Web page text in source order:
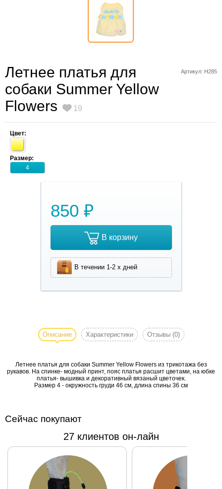
Артикул: H285
Летнее платья для
собаки Summer Yellow
Flowers
19
Цвет:
Размер:
4
850 ₽
В корзину
В течении 1-2 х дней
Flowers
из трикотажа
без рукавов.
принт, пояс
цветами, на
юбке платья-
вышивка и
декоративный
Описание Характеристики Отзывы (0)
Летнее платья для собаки Summer Yellow Flowers из трикотажа без
рукавов. На спинке- модный принт, пояс платья расшит цветами, на юбке
платья- вышивка и декоративный вязаный цветочек.
Размер 4 - окружность груди 46 см, длина спины 36 см
Сейчас покупают
27 клиентов он-лайн